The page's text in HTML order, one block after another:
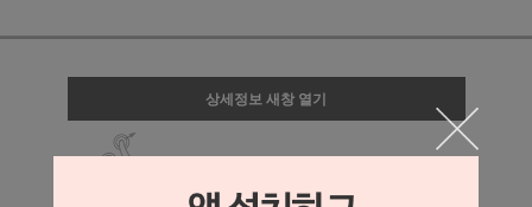
상세정보 새창 열기